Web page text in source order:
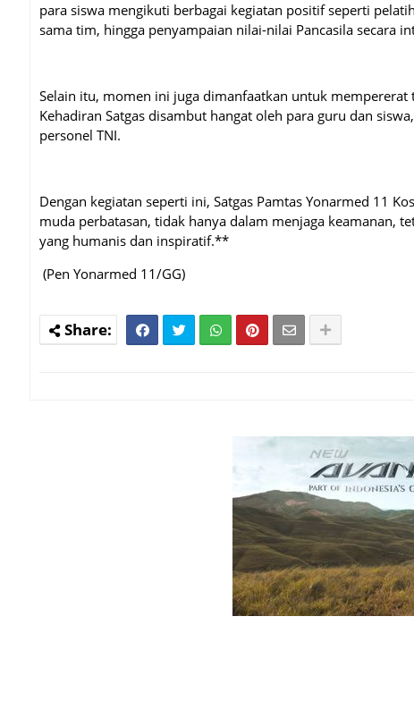
para siswa mengikuti berbagai kegiatan positif seperti
sama tim, hingga penyampaian nilai-nilai Pancasila secara
Selain itu, momen ini juga dimanfaatkan untuk
Kehadiran Satgas disambut hangat oleh para guru dan
personel TNI.
Dengan kegiatan seperti ini, Satgas Pamtas Yonarmed 11
muda perbatasan, tidak hanya dalam menjaga keamanan,
yang humanis dan inspiratif.**
(Pen Yonarmed 11/GG)